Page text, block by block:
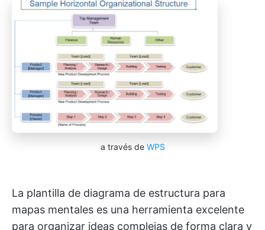
a través de WPS
La plantilla de diagrama de estructura para
mapas mentales es una herramienta excelente
para organizar ideas complejas de forma clara y